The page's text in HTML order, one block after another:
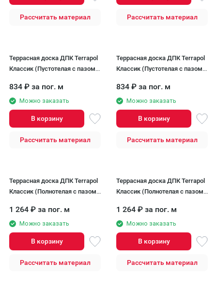
Рассчитать материал Рассчитать материал
Террасная доска ДПК Terrapol
Классик (Пустотелая с пазом)
834 ₽ за пог. м
Можно заказать
В корзину
Рассчитать материал
Террасная доска ДПК Terrapol
Классик (Пустотелая с пазом)
834 ₽ за пог. м
Можно заказать
В корзину
Рассчитать материал
Террасная доска ДПК Terrapol
Классик (Полнотелая с пазом)
1 264 ₽ за пог. м
Можно заказать
В корзину
Рассчитать материал
Террасная доска ДПК Terrapol
Классик (Полнотелая с пазом)
1 264 ₽ за пог. м
Можно заказать
В корзину
Рассчитать материал